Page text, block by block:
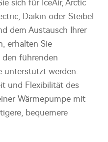
sich für IceAir, Arctic
Daikin oder Steibel
dem Austausch Ihrer
erhalten Sie
führenden
unterstützt werden.
und Flexibilität des
Wärmepumpe mit
bequemere